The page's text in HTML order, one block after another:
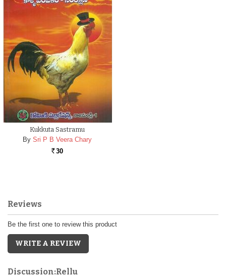
Kukkuta Sastramu
By Sri P B Veera Chary
Rs. 30
Reviews
Be the first one to review this product
WRITE A REVIEW
Discussion:Rellu